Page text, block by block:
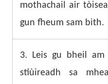
mothachail air
gun fheum sam bith.
3. Leis gu bheil
stiùireadh sa